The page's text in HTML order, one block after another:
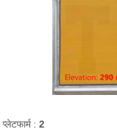
प्लेटफार्म :2